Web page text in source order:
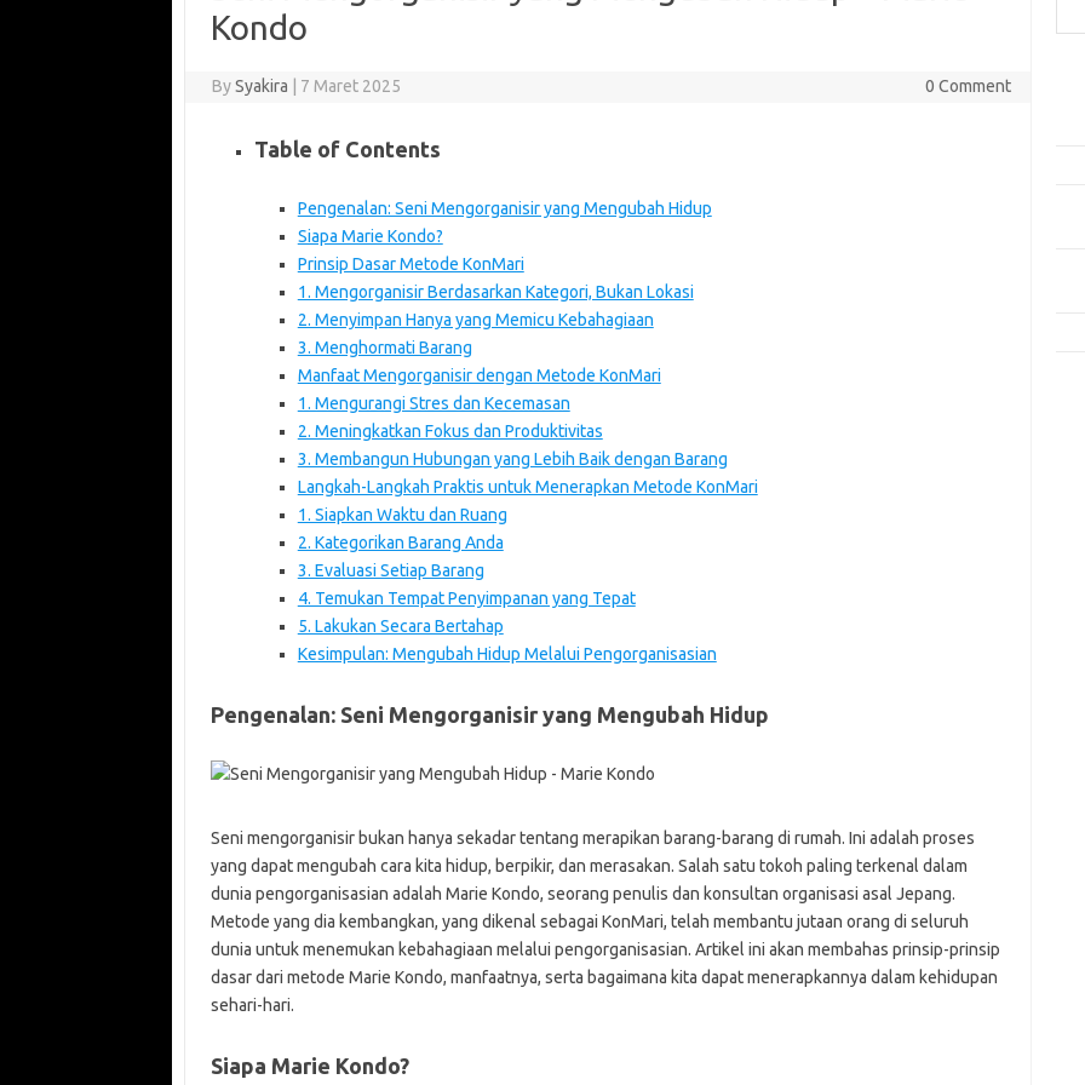
Kondo
BySyakira 7 Maret 2025 0 Comment
Table of Contents
Pengenalan: Seni Mengorganisir yang Mengubah Hidup
Siapa Marie Kondo?
Prinsip Dasar Metode KonMari
1. Mengorganisir Berdasarkan Kategori, Bukan Lokasi
2. Menyimpan Hanya yang Memicu Kebahagiaan
3. Menghormati Barang
Manfaat Mengorganisir dengan Metode KonMari
1. Mengurangi Stres dan Kecemasan
2. Meningkatkan Fokus dan Produktivitas
3. Membangun Hubungan yang Lebih Baik dengan Barang
Langkah-Langkah Praktis untuk Menerapkan Metode KonMari
1. Siapkan Waktu dan Ruang
2. Kategorikan Barang Anda
3. Evaluasi Setiap Barang
4. Temukan Tempat Penyimpanan yang Tepat
5. Lakukan Secara Bertahap
Kesimpulan: Mengubah Hidup Melalui Pengorganisasian
Pengenalan: Seni Mengorganisir yang Mengubah Hidup
Seni mengorganisir bukan hanya sekadar tentang merapikan barang-barang di rumah. Ini adalah proses
yang dapat mengubah cara kita hidup, berpikir, dan merasakan. Salah satu tokoh paling terkenal dalam
dunia pengorganisasian adalah Marie Kondo, seorang penulis dan konsultan organisasi asal Jepang.
Metode yang dia kembangkan, yang dikenal sebagai KonMari, telah membantu jutaan orang di seluruh
dunia untuk menemukan kebahagiaan melalui pengorganisasian. Artikel ini akan membahas prinsip-prinsip
dasar dari metode Marie Kondo, manfaatnya, serta bagaimana kita dapat menerapkannya dalam kehidupan
sehari-hari.
Siapa Marie Kondo?